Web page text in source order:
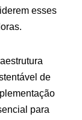
esses
de
para